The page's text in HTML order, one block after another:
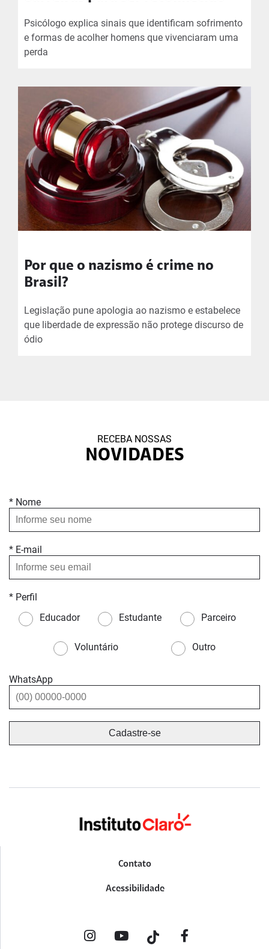
Psicólogo explica sinais que identificam sofrimento
e formas de acolher homens que vivenciaram uma
perda
Por que o nazismo é crime no
Brasil?
Legislação pune apologia ao nazismo e estabelece
que liberdade de expressão não protege discurso de
ódio
RECEBA NOSSAS
NOVIDADES
* Nome
* E-mail
* Perfil
Educador
Estudante Parceiro
Voluntário Outro
WhatsApp
Contato
Acessibilidade